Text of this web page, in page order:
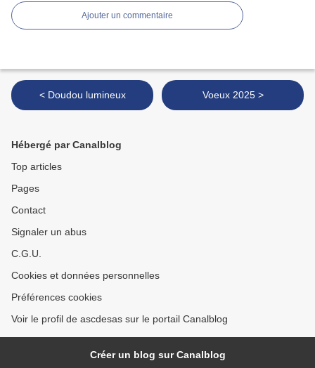
Ajouter un commentaire
< Doudou lumineux Voeux 2025 >
Hébergé par Canalblog
Top articles
Pages
Contact
Signaler un abus
C.G.U.
Cookies et données personnelles
Préférences cookies
Voir le profil de ascdesas sur le portail Canalblog
Créer un blog sur Canalblog